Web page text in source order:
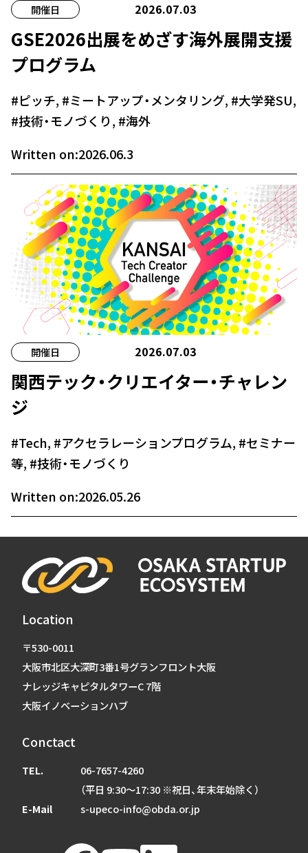
開催日 2026.07.03
GSE2026出展をめざす海外展開支援
プログラム
#ピッチ, #ミートアップ・メンタリング, #大学発SU,
#技術・モノづくり, #海外
Written on:2026.06.3
開催日 2026.07.03
関西テック・クリエイター・チャレン
ジ
#Tech, #アクセラレーションプログラム, #セミナー
等, #技術・モノづくり
Written on:2026.05.26
Location
〒530-0011
大阪市北区大深町3番1号グランフロント大阪
ナレッジキャピタルタワーC 7階
大阪イノベーションハブ
Conctact
TEL.
06-7657-4260
（平日 9:30～17:30 ※祝日、年末年始除く）
E-Mail
s-upeco-info@obda.or.jp